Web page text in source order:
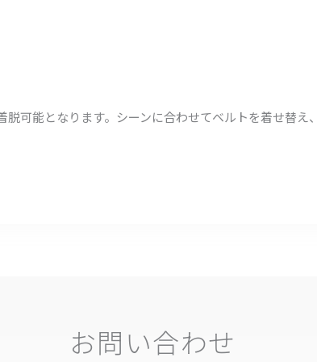
可能となります。シーンに合わせてベルトを着せ替え
お問い合わせ